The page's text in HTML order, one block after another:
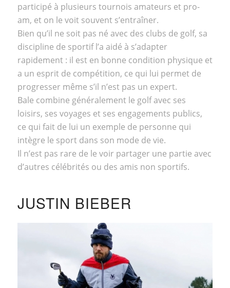
participé à plusieurs tournois amateurs et pro-
am, et on le voit souvent s’entraîner.
Bien qu’il ne soit pas né avec des clubs de golf, sa
discipline de sportif l’a aidé à s’adapter
rapidement : il est en bonne condition physique et
a un esprit de compétition, ce qui lui permet de
progresser même s’il n’est pas un expert.
Bale combine généralement le golf avec ses
loisirs, ses voyages et ses engagements publics,
ce qui fait de lui un exemple de personne qui
intègre le sport dans son mode de vie.
Il n’est pas rare de le voir partager une partie avec
d’autres célébrités ou des amis non sportifs.
JUSTIN BIEBER